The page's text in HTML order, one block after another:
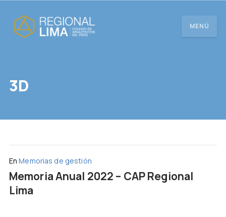
MENÚ
3D
En Memorias de gestión
Memoria Anual 2022 – CAP Regional
Lima